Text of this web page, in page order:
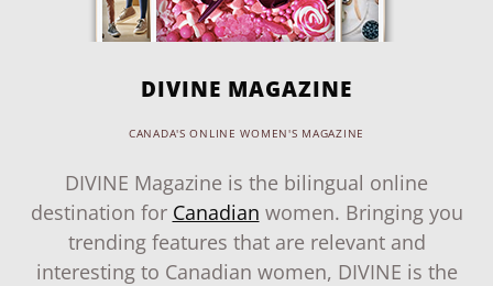
DIVINE MAGAZINE
CANADA'S ONLINE WOMEN'S MAGAZINE
DIVINE Magazine is the bilingual online
destination for Canadian women. Bringing you
trending features that are relevant and
interesting to Canadian women, DIVINE is the